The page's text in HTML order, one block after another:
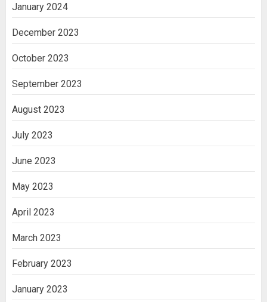
January 2024
December 2023
October 2023
September 2023
August 2023
July 2023
June 2023
May 2023
April 2023
March 2023
February 2023
January 2023